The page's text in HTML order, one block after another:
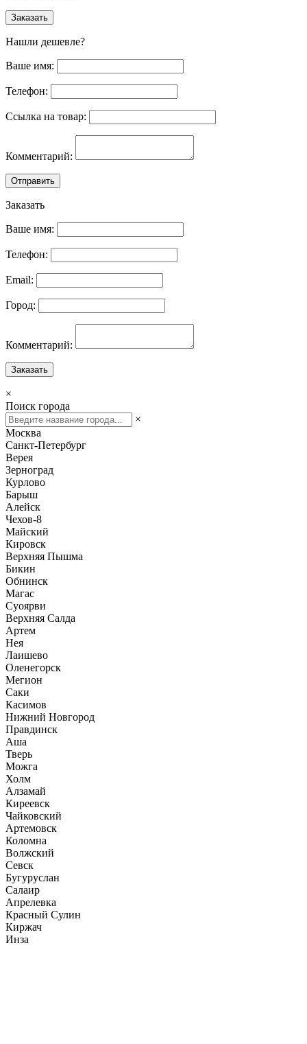
Заказать
Нашли дешевле?
Ваше имя:
Телефон:
Ссылка на товар:
Комментарий:
Отправить
Заказать
Ваше имя:
Телефон:
Email:
Город:
Комментарий:
Заказать
×
Поиск города
×
Москва
Санкт-Петербург
Верея
Зерноград
Курлово
Барыш
Алейск
Чехов-8
Майский
Кировск
Верхняя Пышма
Бикин
Обнинск
Магас
Суоярви
Верхняя Салда
Артем
Нея
Лаишево
Оленегорск
Мегион
Саки
Касимов
Нижний Новгород
Правдинск
Аша
Тверь
Можга
Холм
Алзамай
Киреевск
Чайковский
Артемовск
Коломна
Волжский
Севск
Бугуруслан
Салаир
Апрелевка
Красный Сулин
Киржач
Инза